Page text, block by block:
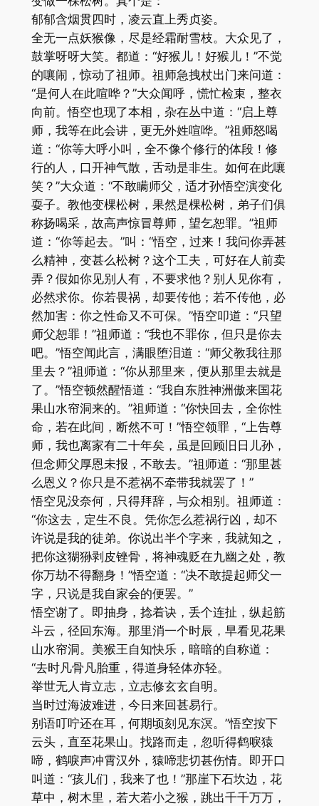
郁郁含烟贯四时，凌云直上秀贞姿。
全无一点妖猴像，尽是经霜耐雪枝。大众见了，
鼓掌呀呀大笑。都道：“好猴儿！好猴儿！”不觉
的嚷闹，惊动了祖师。祖师急拽杖出门来问道：
“是何人在此喧哗？”大众闻呼，慌忙检束，整衣
向前。悟空也现了本相，杂在丛中道：“启上尊
师，我等在此会讲，更无外姓喧哗。”祖师怒喝
道：“你等大呼小叫，全不像个修行的体段！修
行的人，口开神气散，舌动是非生。如何在此嚷
笑？”大众道：“不敢瞒师父，适才孙悟空演变化
耍子。教他变棵松树，果然是棵松树，弟子们俱
称扬喝采，故高声惊冒尊师，望乞恕罪。”祖师
道：“你等起去。”叫：“悟空，过来！我问你弄甚
么精神，变甚么松树？这个工夫，可好在人前卖
弄？假如你见别人有，不要求他？别人见你有，
必然求你。你若畏祸，却要传他；若不传他，必
然加害：你之性命又不可保。”悟空叩道：“只望
师父恕罪！”祖师道：“我也不罪你，但只是你去
吧。”悟空闻此言，满眼堕泪道：“师父教我往那
里去？”祖师道：“你从那里来，便从那里去就是
了。”悟空顿然醒悟道：“我自东胜神洲傲来国花
果山水帘洞来的。”祖师道：“你快回去，全你性
命，若在此间，断然不可！”悟空领罪，“上告尊
师，我也离家有二十年矣，虽是回顾旧日儿孙，
但念师父厚恩未报，不敢去。”祖师道：“那里甚
么恩义？你只是不惹祸不牵带我就罢了！”
悟空见没奈何，只得拜辞，与众相别。祖师道：
“你这去，定生不良。凭你怎么惹祸行凶，却不
许说是我的徒弟。你说出半个字来，我就知之，
把你这猢狲剥皮锉骨，将神魂贬在九幽之处，教
你万劫不得翻身！”悟空道：“决不敢提起师父一
字，只说是我自家会的便罢。”
悟空谢了。即抽身，捻着诀，丢个连扯，纵起筋
斗云，径回东海。那里消一个时辰，早看见花果
山水帘洞。美猴王自知快乐，暗暗的自称道：
“去时凡骨凡胎重，得道身轻体亦轻。
举世无人肯立志，立志修玄玄自明。
当时过海波难进，今日来回甚易行。
别语叮咛还在耳，何期顷刻见东溟。”悟空按下
云头，直至花果山。找路而走，忽听得鹤唳猿
啼，鹤唳声冲霄汉外，猿啼悲切甚伤情。即开口
叫道：“孩儿们，我来了也！”那崖下石坎边，花
草中，树木里，若大若小之猴，跳出千千万万，